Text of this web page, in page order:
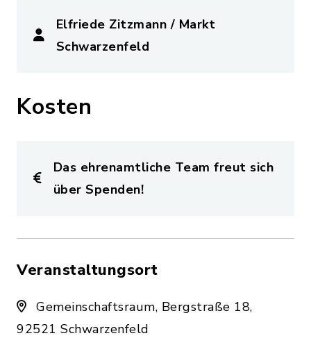
Elfriede Zitzmann / Markt
Schwarzenfeld
Kosten
Das ehrenamtliche Team freut sich
über Spenden!
Veranstaltungsort
Gemeinschaftsraum, Bergstraße 18,
92521 Schwarzenfeld